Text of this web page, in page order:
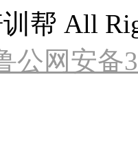
帮 All
公网安备